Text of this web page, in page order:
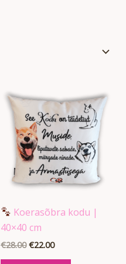
Koerasõbra kodu |
40×40 cm
€28.00
hind
€28.00.
€22.00
hind
on:
€22.00.